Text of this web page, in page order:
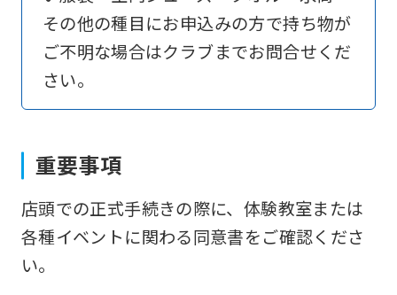
その他の種目にお申込みの方で持ち物が
ご不明な場合はクラブまでお問合せくだ
さい。
重要事項
店頭での正式手続きの際に、体験教室または
各種イベントに関わる同意書をご確認くださ
い。
if
you
an
service,
the
Japanese